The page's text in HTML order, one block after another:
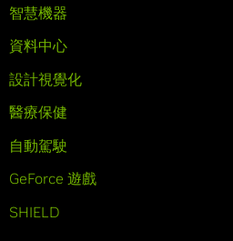
智慧機器
資料中心
設計視覺化
醫療保健
自動駕駛
GeForce 遊戲
SHIELD